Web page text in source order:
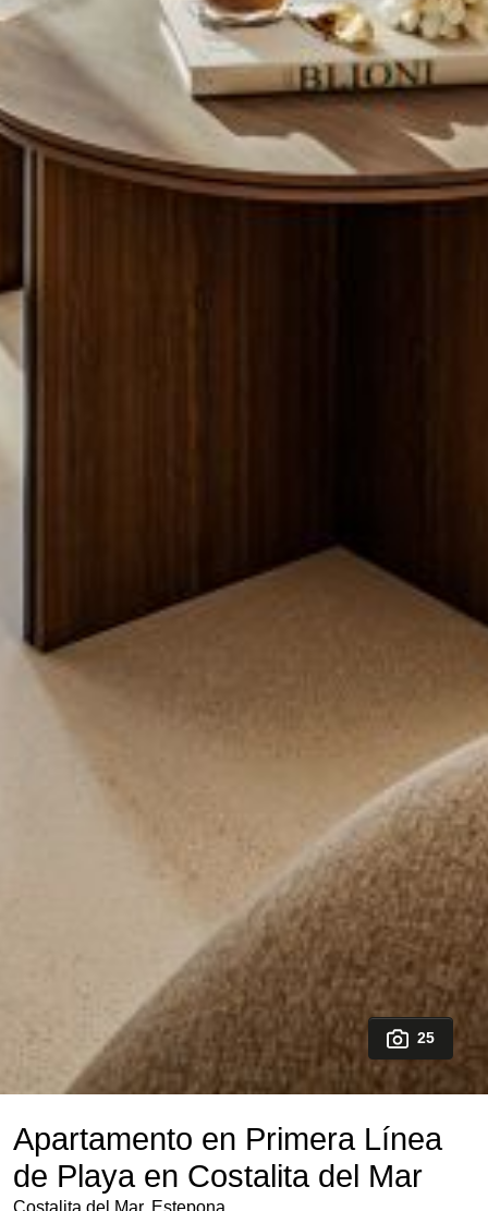
25
Apartamento en Primera Línea
de Playa en Costalita del Mar
Costalita del Mar, Estepona